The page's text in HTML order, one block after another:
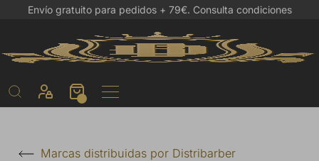
Envío gratuito para pedidos + 79€. Consulta condiciones
Marcas distribuidas por Distribarber